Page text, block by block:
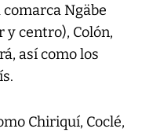
Ngäbe
y centro), Colón,
así como los
Chiriquí, Coclé,